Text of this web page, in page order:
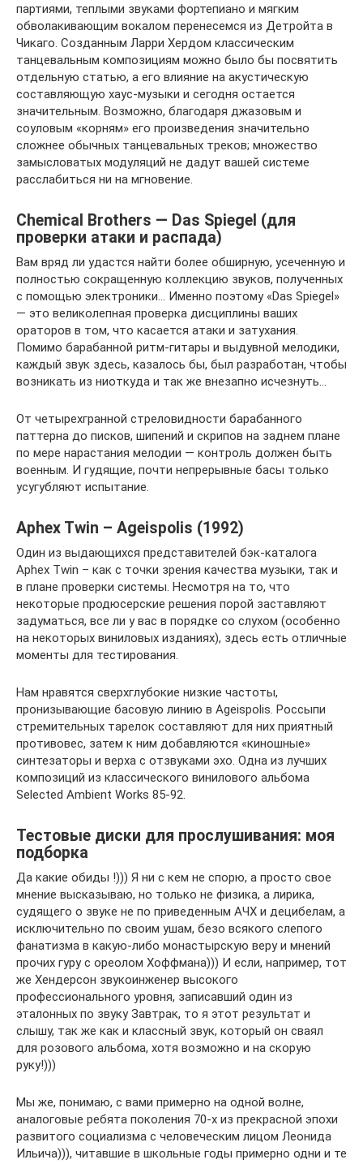
партиями, теплыми звуками фортепиано и мягким
обволакивающим вокалом перенесемся из Детройта в
Чикаго. Созданным Ларри Хердом классическим
танцевальным композициям можно было бы посвятить
отдельную статью, а его влияние на акустическую
составляющую хаус-музыки и сегодня остается
значительным. Возможно, благодаря джазовым и
соуловым «корням» его произведения значительно
сложнее обычных танцевальных треков; множество
замысловатых модуляций не дадут вашей системе
расслабиться ни на мгновение.
Chemical Brothers — Das Spiegel (для
проверки атаки и распада)
Вам вряд ли удастся найти более обширную, усеченную и
полностью сокращенную коллекцию звуков, полученных
с помощью электроники… Именно поэтому «Das Spiegel»
— это великолепная проверка дисциплины ваших
ораторов в том, что касается атаки и затухания.
Помимо барабанной ритм-гитары и выдувной мелодики,
каждый звук здесь, казалось бы, был разработан, чтобы
возникать из ниоткуда и так же внезапно исчезнуть…
От четырехгранной стреловидности барабанного
паттерна до писков, шипений и скрипов на заднем плане
по мере нарастания мелодии — контроль должен быть
военным. И гудящие, почти непрерывные басы только
усугубляют испытание.
Aphex Twin – Ageispolis (1992)
Один из выдающихся представителей бэк-каталога
Aphex Twin – как с точки зрения качества музыки, так и
в плане проверки системы. Несмотря на то, что
некоторые продюсерские решения порой заставляют
задуматься, все ли у вас в порядке со слухом (особенно
на некоторых виниловых изданиях), здесь есть отличные
моменты для тестирования.
Нам нравятся сверхглубокие низкие частоты,
пронизывающие басовую линию в Ageispolis. Россыпи
стремительных тарелок составляют для них приятный
противовес, затем к ним добавляются «киношные»
синтезаторы и верха с отзвуками эхо. Одна из лучших
композиций из классического винилового альбома
Selected Ambient Works 85-92.
Тестовые диски для прослушивания: моя
подборка
Да какие обиды !))) Я ни с кем не спорю, а просто свое
мнение высказываю, но только не физика, а лирика,
судящего о звуке не по приведенным АЧХ и децибелам, а
исключительно по своим ушам, безо всякого слепого
фанатизма в какую-либо монастырскую веру и мнений
прочих гуру с ореолом Хоффмана))) И если, например, тот
же Хендерсон звукоинженер высокого
профессионального уровня, записавший один из
эталонных по звуку Завтрак, то я этот результат и
слышу, так же как и классный звук, который он сваял
для розового альбома, хотя возможно и на скорую
руку!)))
Мы же, понимаю, с вами примерно на одной волне,
аналоговые ребята поколения 70-х из прекрасной эпохи
развитого социализма с человеческим лицом Леонида
Ильича))), читавшие в школьные годы примерно одни и те